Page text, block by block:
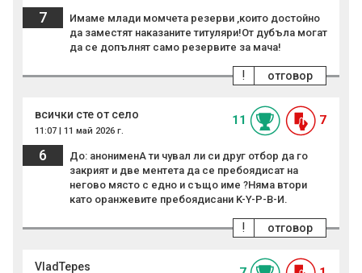
7
Имаме млади момчета резерви ,които достойно
да заместят наказаните титуляри!От дубъла могат
да се допълнят само резервите за мача!
отговор
!
всички сте от село
11:07 | 11 май 2026 г.
11 7
6
До: анонименА ти чувал ли си друг отбор да го
закрият и две ментета да се пребоядисат на
негово място с едно и също име ?Няма втори
като оранжевите пребоядисани K-Y-P-В-И.
отговор
!
VladTepes